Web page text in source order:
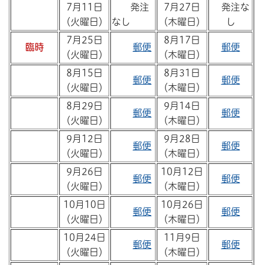
7月11日
（火曜日）
発注
なし
7月27日
（木曜日）
発注な
し
臨時
7月25日
（火曜日）
郵便
8月17日
（木曜日）
郵便
8月15日
（火曜日）
郵便
8月31日
（木曜日）
郵便
8月29日
（火曜日）
郵便
9月14日
（木曜日）
郵便
9月12日
（火曜日）
郵便
9月28日
（木曜日）
郵便
9月26日
（火曜日）
郵便
10月12日
（木曜日）
郵便
10月10日
（火曜日）
郵便
10月26日
（木曜日）
郵便
10月24日
（火曜日）
郵便
11月9日
（木曜日）
郵便